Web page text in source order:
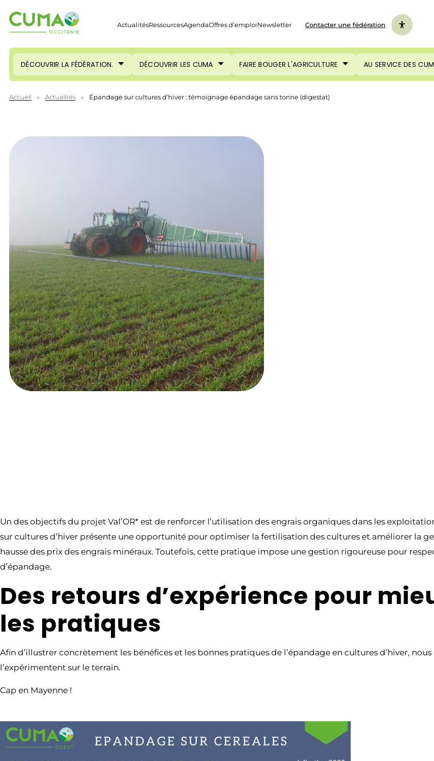
ActualitésRessourcesAgendaOffres d’emploiNewsletter Contacter une fédération
DÉCOUVRIR LA FÉDÉRATION. DÉCOUVRIR LES CUMA FAIRE BOUGER L'AGRICULTURE AU SERVICE DES
Accueil » Actualités » Épandage sur cultures d’hiver : témoignage épandage sans tonne (digestat)
Un des objectifs du projet Val’OR* est de renforcer l’utilisation des engrais organiques dans les
sur cultures d’hiver présente une opportunité pour optimiser la fertilisation des cultures et améliorer la
hausse des prix des engrais minéraux. Toutefois, cette pratique impose une gestion rigoureuse pour
d’épandage.
Des retours d’expérience pour
les pratiques
Afin d’illustrer concrètement les bénéfices et les bonnes pratiques de l’épandage en cultures d’hiver,
l’expérimentent sur le terrain.
Cap en Mayenne !